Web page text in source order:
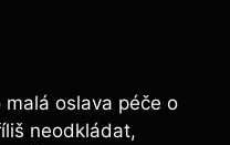
⁢oslava péče⁢ o
neodkládat,